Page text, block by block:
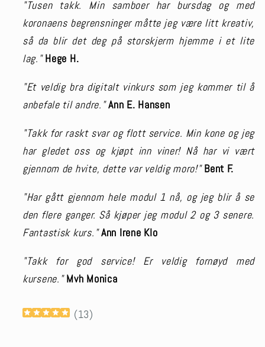
"Tusen takk. Min samboer har bursdag og med
koronaens begrensninger måtte jeg være litt kreativ,
så da blir det deg på storskjerm hjemme i et lite
lag."Hege H.
"Et veldig bra digitalt vinkurs som jeg kommer til å
anbefale til andre."Ann E. Hansen
"Takk for raskt svar og flott service. Min kone og jeg
har gledet oss og kjøpt inn viner! Nå har vi vært
gjennom de hvite, dette var veldig moro!"Bent F.
"Har gått gjennom hele modul 1 nå, og jeg blir å se
den flere ganger. Så kjøper jeg modul 2 og 3 senere.
Fantastisk kurs."Ann Irene Klo
"Takk for god service! Er veldig fornøyd med
kursene."Mvh Monica
(13)